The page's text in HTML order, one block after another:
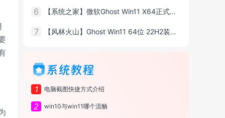
6 【系统之家】微软Ghost Win11 X64正式版镜像
7 【风林火山】Ghost Win11 64位 22H2装机版
系统教程
1 电脑截图快捷方式介绍
2 win10与win11哪个流畅